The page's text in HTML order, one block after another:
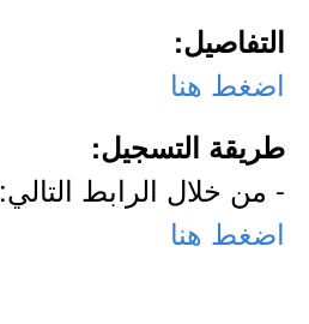
التفاصيل:
اضغط هنا
طريقة التسجيل:
- من خلال الرابط التالي:
اضغط هنا